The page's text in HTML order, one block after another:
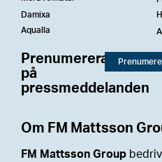
Om FM Mattsson
FM Mattsson Group
Damixa
Aqualla
Prenumerera
på
pressmeddelanden